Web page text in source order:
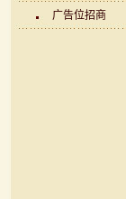
广告位招商